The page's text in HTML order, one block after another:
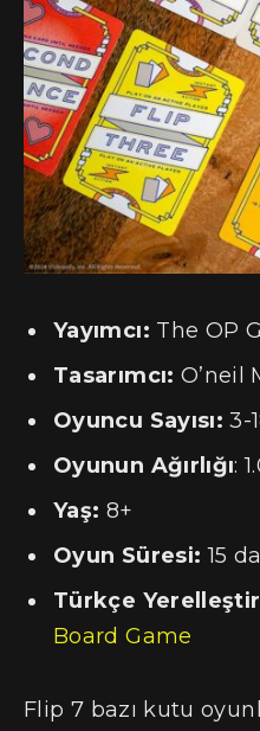
Yayımcı: The OP
Tasarımcı: O’neil
Oyuncu Sayısı:3-
Oyunun Ağırlığı:
Yaş: 8+
Oyun Süresi:15
Türkçe
Board Game
Flip 7 bazı kutu